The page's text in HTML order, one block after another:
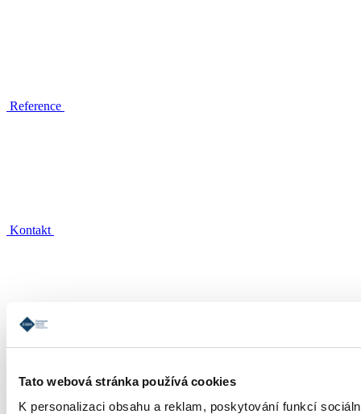
Tato webová stránka používá cookies
K personalizaci obsahu a reklam, poskytování funkcí
Reference
Kontakt